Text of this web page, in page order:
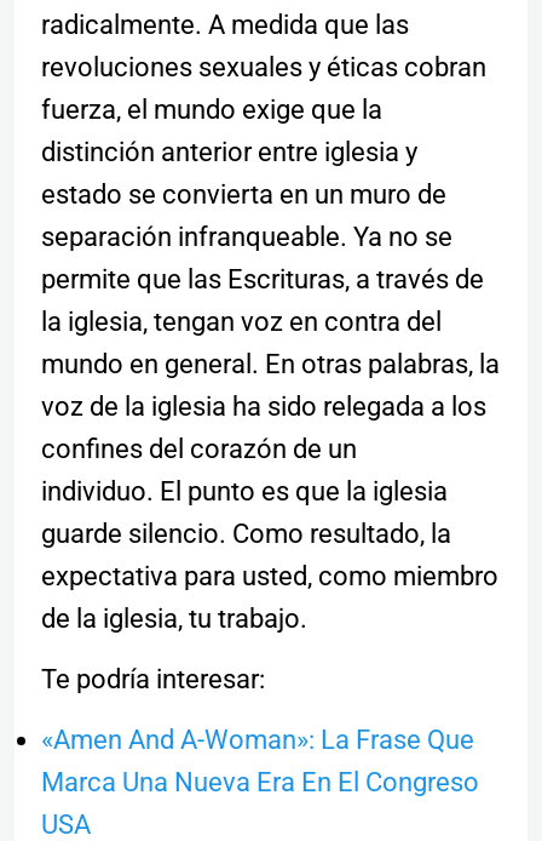
radicalmente. A medida que las
revoluciones sexuales y éticas cobran
fuerza, el mundo exige que la
distinción anterior entre iglesia y
estado se convierta en un muro de
separación infranqueable. Ya no se
permite que las Escrituras, a través de
la iglesia, tengan voz en contra del
mundo en general. En otras palabras, la
voz de la iglesia ha sido relegada a los
confines del corazón de un
individuo. El punto es que la iglesia
guarde silencio. Como resultado, la
expectativa para usted, como miembro
de la iglesia, tu trabajo.
Te podría interesar:
«Amen And A-Woman»: La Frase Que
Marca Una Nueva Era En El Congreso
USA